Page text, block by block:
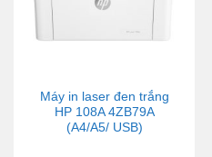
Máy in laser đen trắng
HP 108A 4ZB79A
(A4/A5/ USB)